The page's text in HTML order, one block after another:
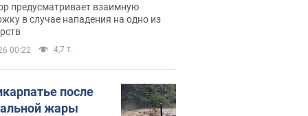
предусматривает взаимную
в случае нападения на одно из
00:22 4,7 т.
после
жары